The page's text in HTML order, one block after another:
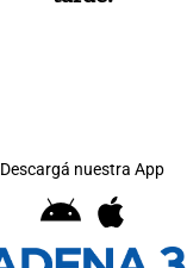
Descargá nuestra App